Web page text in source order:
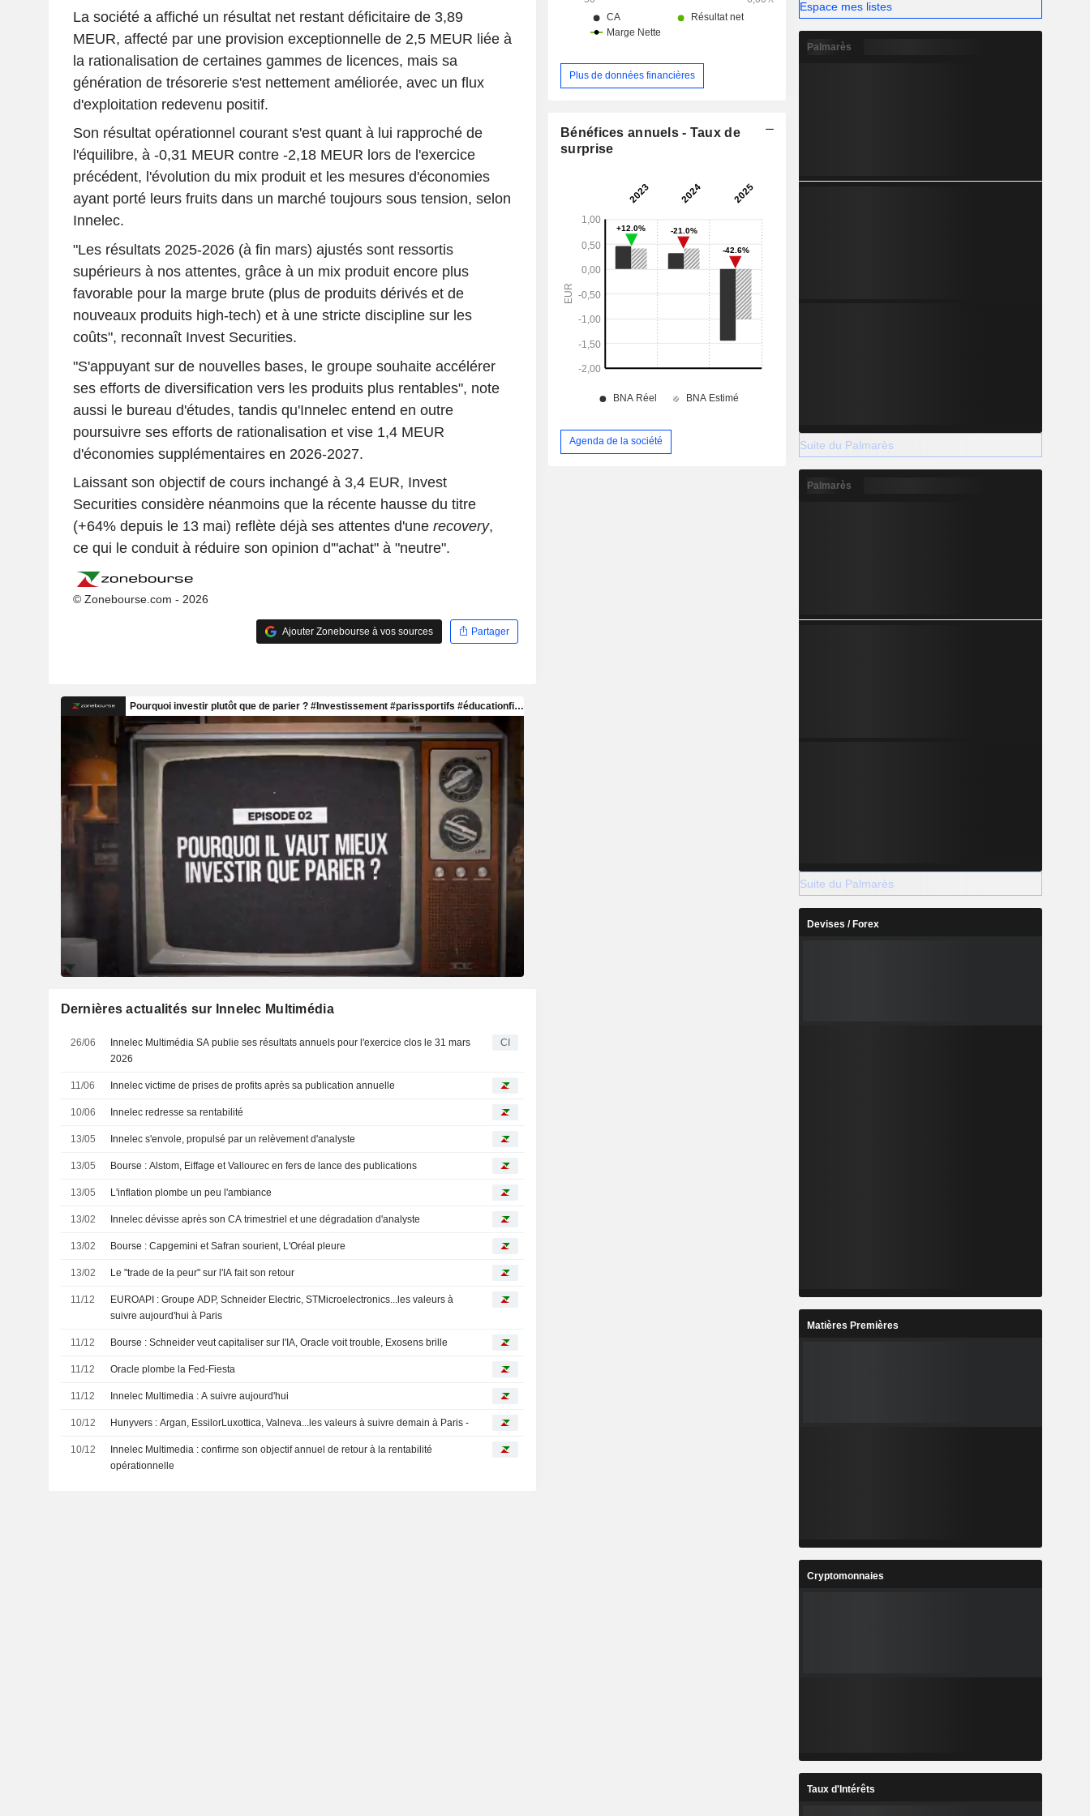
La société a affiché un résultat net restant déficitaire de 3,89
MEUR, affecté par une provision exceptionnelle de 2,5 MEUR liée à
la rationalisation de certaines gammes de licences, mais sa
génération de trésorerie s'est nettement améliorée, avec un flux
d'exploitation redevenu positif.
Son résultat opérationnel courant s'est quant à lui rapproché de
l'équilibre, à -0,31 MEUR contre -2,18 MEUR lors de l'exercice
précédent, l'évolution du mix produit et les mesures d'économies
ayant porté leurs fruits dans un marché toujours sous tension, selon
Innelec.
"Les résultats 2025-2026 (à fin mars) ajustés sont ressortis
supérieurs à nos attentes, grâce à un mix produit encore plus
favorable pour la marge brute (plus de produits dérivés et de
nouveaux produits high-tech) et à une stricte discipline sur les
coûts", reconnaît Invest Securities.
"S'appuyant sur de nouvelles bases, le groupe souhaite accélérer
ses efforts de diversification vers les produits plus rentables", note
aussi le bureau d'études, tandis qu'Innelec entend en outre
poursuivre ses efforts de rationalisation et vise 1,4 MEUR
d'économies supplémentaires en 2026-2027.
Laissant son objectif de cours inchangé à 3,4 EUR, Invest
Securities considère néanmoins que la récente hausse du titre
(+64% depuis le 13 mai) reflète déjà ses attentes d'une recovery,
ce qui le conduit à réduire son opinion d'"achat" à "neutre".
© Zonebourse.com - 2026
Ajouter Zonebourse à vos sources Partager
Dernières actualités sur Innelec Multimédia
26/06
Innelec Multimédia SA publie ses résultats annuels pour l'exercice clos le 31 mars
2026
CI
11/06 Innelec victime de prises de profits après sa publication annuelle
10/06 Innelec redresse sa rentabilité
13/05 Innelec s'envole, propulsé par un relèvement d'analyste
13/05 Bourse : Alstom, Eiffage et Vallourec en fers de lance des publications
13/05 L'inflation plombe un peu l'ambiance
13/02 Innelec dévisse après son CA trimestriel et une dégradation d'analyste
13/02 Bourse : Capgemini et Safran sourient, L'Oréal pleure
13/02 Le "trade de la peur" sur l'IA fait son retour
11/12
EUROAPI : Groupe ADP, Schneider Electric, STMicroelectronics...les valeurs à
suivre aujourd'hui à Paris
11/12 Bourse : Schneider veut capitaliser sur l'IA, Oracle voit trouble, Exosens brille
11/12 Oracle plombe la Fed-Fiesta
11/12 Innelec Multimedia : A suivre aujourd'hui
10/12 Hunyvers : Argan, EssilorLuxottica, Valneva...les valeurs à suivre demain à Paris -
10/12
Innelec Multimedia : confirme son objectif annuel de retour à la rentabilité
opérationnelle
Plus de données financières
Bénéfices annuels - Taux de
surprise
Agenda de la société
Espace mes listes
Palmarès
Suite du Palmarès
Palmarès
Suite du Palmarès
Devises / Forex
Matières Premières
Cryptomonnaies
Taux d'Intérêts